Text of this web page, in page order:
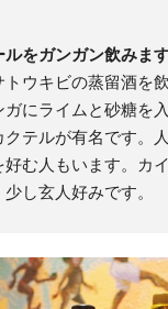
ルをガンガン飲みま
トウキビの蒸留酒を
にライムと砂糖を
クテルが有名です。
好む人もいます。カ
し玄人好みです。